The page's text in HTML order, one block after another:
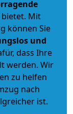
Mit
können Sie
und
dass Ihre
werden. Wir
zu helfen
nach
ist.